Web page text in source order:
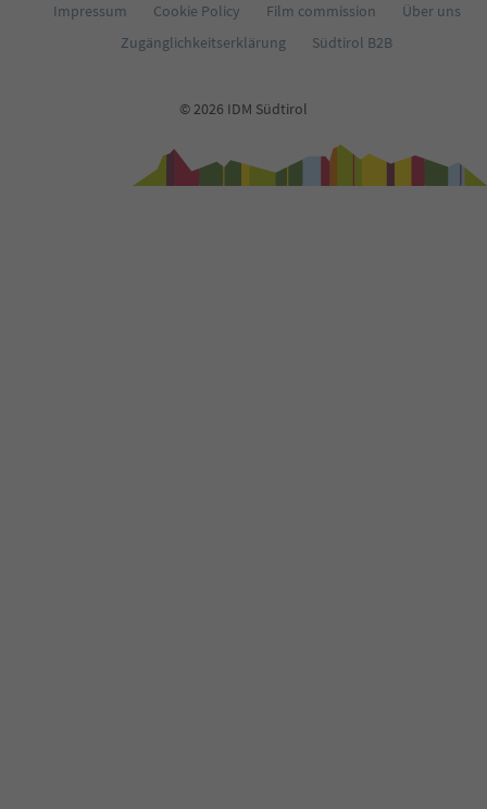
Impressum
Cookie Policy Film commission
Über uns
Zugänglichkeitserklärung
Südtirol B2B
© 2026 IDM Südtirol